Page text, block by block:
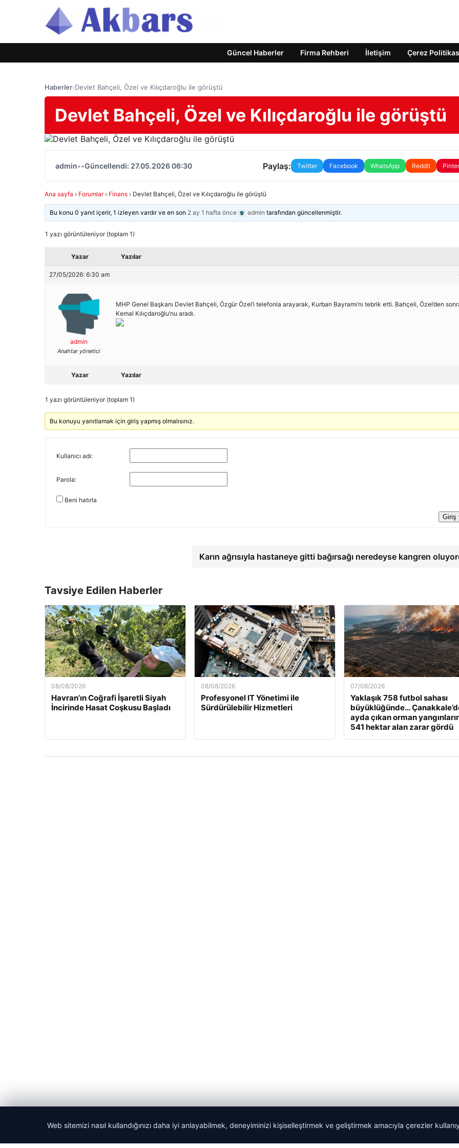
Güncel Haberler Firma Rehberi İletişim Çerez
Haberler›Devlet Bahçeli, Özel ve Kılıçdaroğlu ile görüştü
Devlet Bahçeli, Özel ve Kılıçdaroğlu ile görüştü
admin••Güncellendi: 27.05.2026 06:30 Paylaş: Twitter Facebook WhatsApp Reddit
Ana sayfa › Forumlar › Finans › Devlet Bahçeli, Özel ve Kılıçdaroğlu ile görüştü
Bu konu 0 yanıt içerir, 1 izleyen vardır ve en son 2 ay 1 hafta önce admin tarafından güncellenmiştir.
1 yazı görüntüleniyor (toplam 1)
Yazar Yazılar
27/05/2026: 6:30 am
admin
Anahtar yönetici
MHP Genel Başkanı Devlet Bahçeli, Özgür Özel’i telefonla arayarak, Kurban Bayramı’nı tebrik etti. Bahçeli, Özel’den
Kemal Kılıçdaroğlu’nu aradı.
Yazar Yazılar
1 yazı görüntüleniyor (toplam 1)
Bu konuyu yanıtlamak için giriş yapmış olmalısınız.
Kullanıcı adı:
Parola:
Beni hatırla
Giriş
Karın ağrısıyla hastaneye gitti bağırsağı neredeyse kangren
Tavsiye Edilen Haberler
08/08/2026
Havran’ın Coğrafi İşaretli Siyah
İncirinde Hasat Coşkusu Başladı
08/08/2026
Profesyonel IT Yönetimi ile
Sürdürülebilir Hizmetleri
07/08/2026
Yaklaşık 758 futbol sahası
büyüklüğünde…
ayda çıkan orman
541 hektar alan zarar gördü
Web sitemizi nasıl kullandığınızı daha iyi anlayabilmek, deneyiminizi kişiselleştirmek ve geliştirmek amacıyla çerezler